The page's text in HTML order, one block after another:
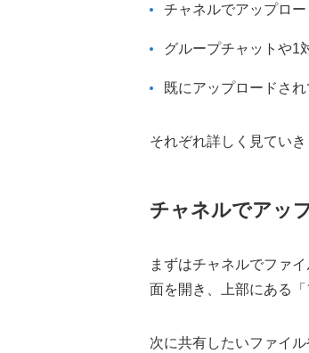
チャネルでアップロ
グループチャットや1
既にアップロードさ
それぞれ詳しく見ていき
チャネルでアッ
まずはチャネルでファ
面を開き、上部にある
次に共有したいファイ